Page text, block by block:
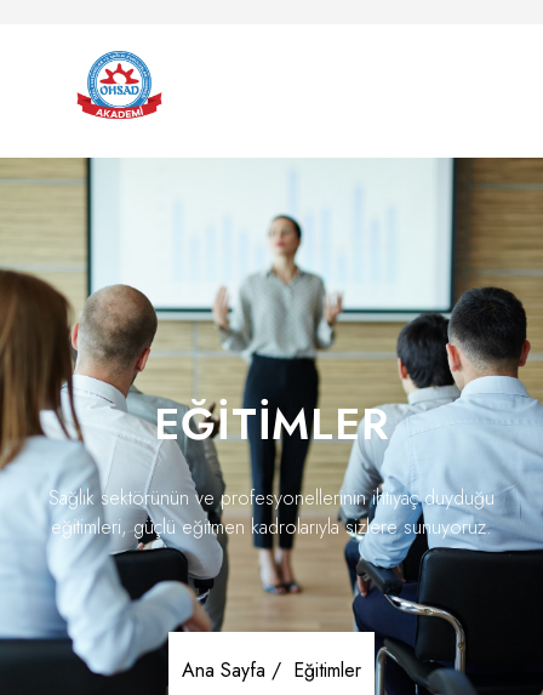
EĞITIMLER
Sağlık sektörünün ve profesyonellerinin ihtiyaç duyduğu
eğitimleri, güçlü eğitmen kadrolarıyla sizlere sunuyoruz.
Ana Sayfa / Eğitimler